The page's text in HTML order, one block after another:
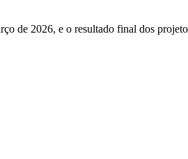
de 2026, e o resultado final dos